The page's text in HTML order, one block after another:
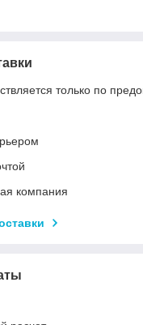
только по
компания